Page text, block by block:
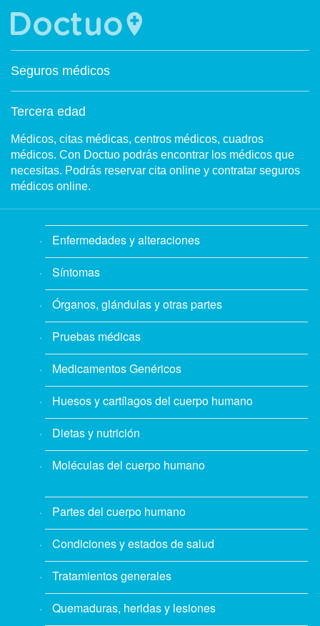
Seguros médicos
Tercera edad
Médicos, citas médicas, centros médicos, cuadros
médicos. Con Doctuo podrás encontrar los médicos que
necesitas. Podrás reservar cita online y contratar seguros
médicos online.
Enfermedades y alteraciones
Síntomas
Órganos, glándulas y otras partes
Pruebas médicas
Medicamentos Genéricos
Huesos y cartílagos del cuerpo humano
Dietas y nutrición
Moléculas del cuerpo humano
Partes del cuerpo humano
Condiciones y estados de salud
Tratamientos generales
Quemaduras, heridas y lesiones